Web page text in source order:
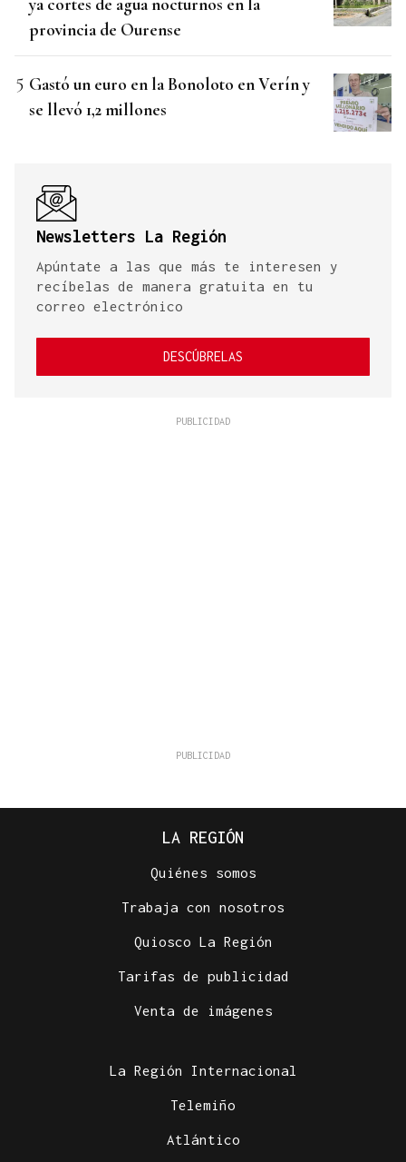
provincia de Ourense
Gastó un euro en la Bonoloto en Verín y
se llevó 1,2 millones
Newsletters La Región
Apúntate a las que más te interesen y
recíbelas de manera gratuita en tu
correo electrónico
DESCÚBRELAS
LA REGIÓN
Quiénes somos
Trabaja con nosotros
Quiosco La Región
Tarifas de publicidad
Venta de imágenes
La Región Internacional
Telemiño
Atlántico